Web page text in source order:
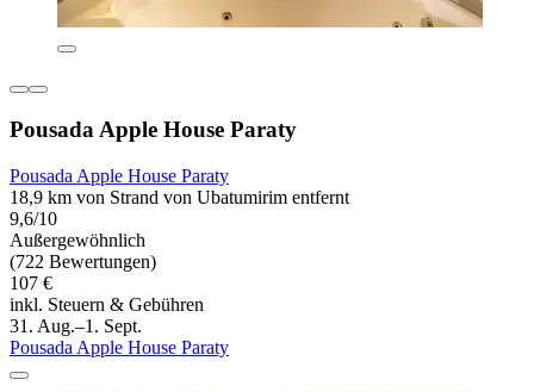
Pousada Apple House Paraty
Pousada Apple House Paraty
18,9 km von Strand von Ubatumirim entfernt
9,6/10
Außergewöhnlich
(722 Bewertungen)
107 €
inkl. Steuern & Gebühren
31. Aug.–1. Sept.
Pousada Apple House Paraty